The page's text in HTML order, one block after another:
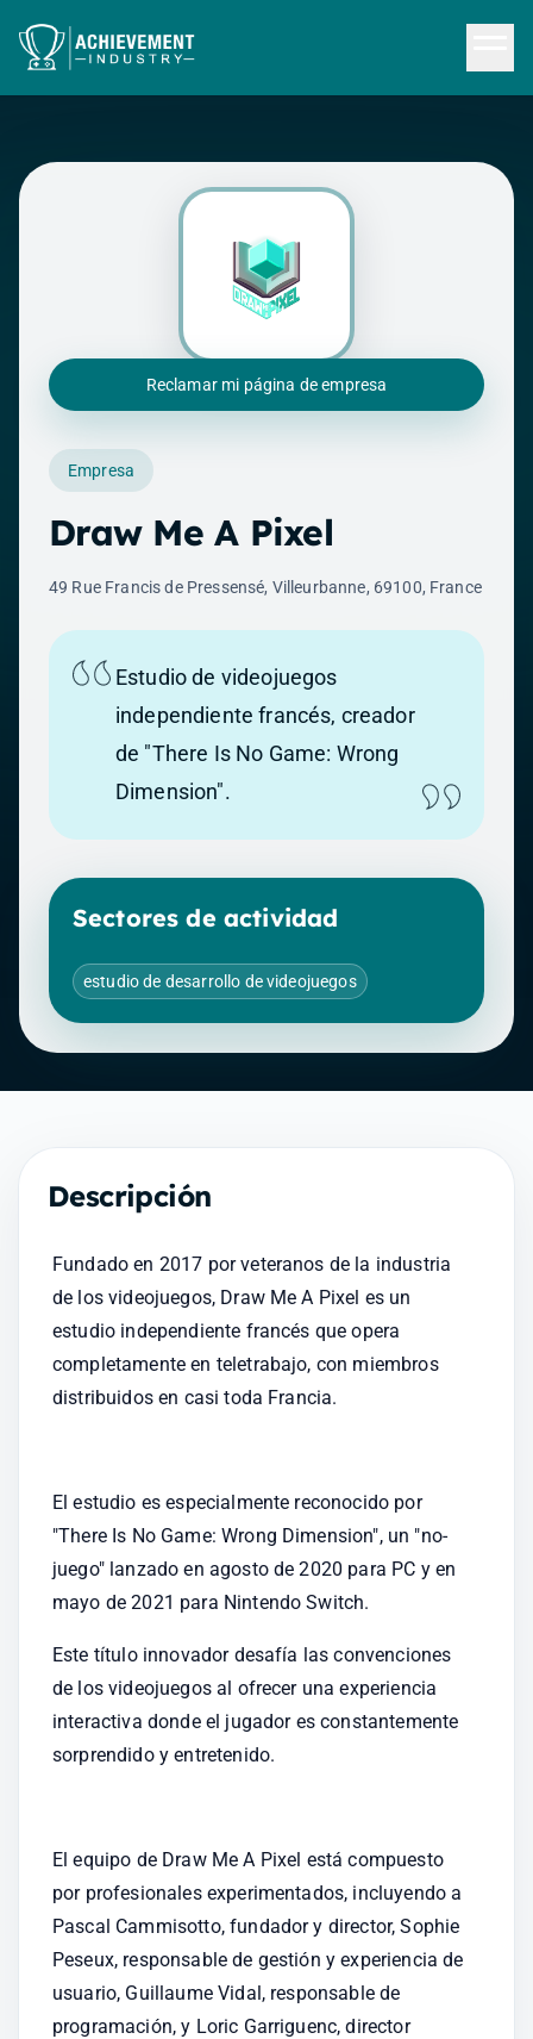
Reclamar mi página de empresa
Empresa
Draw Me A Pixel
49 Rue Francis de Pressensé, Villeurbanne, 69100, France
Estudio de videojuegos
independiente francés, creador
de "There Is No Game: Wrong
Dimension".
Sectores de actividad
estudio de desarrollo de videojuegos
Descripción
Fundado en 2017 por veteranos de la industria
de los videojuegos, Draw Me A Pixel es un
estudio independiente francés que opera
completamente en teletrabajo, con miembros
distribuidos en casi toda Francia.
El estudio es especialmente reconocido por
"There Is No Game: Wrong Dimension", un "no-
juego" lanzado en agosto de 2020 para PC y en
mayo de 2021 para Nintendo Switch.
Este título innovador desafía las convenciones
de los videojuegos al ofrecer una experiencia
interactiva donde el jugador es constantemente
sorprendido y entretenido.
El equipo de Draw Me A Pixel está compuesto
por profesionales experimentados, incluyendo a
Pascal Cammisotto, fundador y director, Sophie
Peseux, responsable de gestión y experiencia de
usuario, Guillaume Vidal, responsable de
programación, y Loric Garriguenc, director